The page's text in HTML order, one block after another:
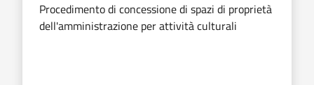
Procedimento di concessione di spazi di proprietà
dell'amministrazione per attività culturali